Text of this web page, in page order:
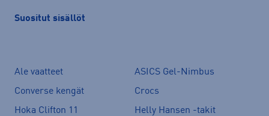
Suositut sisällöt
Ale vaatteet
ASICS Gel-Nimbus
Converse kengät
Crocs
Hoka Clifton 11
Helly Hansen -takit